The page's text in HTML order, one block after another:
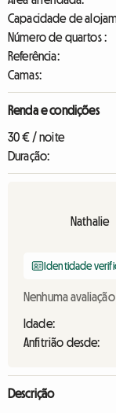
Capacidade de
Número de quartos :
Referência:
Camas:
Renda e condições
30 € / noite
Duração:
Nathalie
Identidade
Nenhuma
Idade:
Anfitrião desde:
Descrição